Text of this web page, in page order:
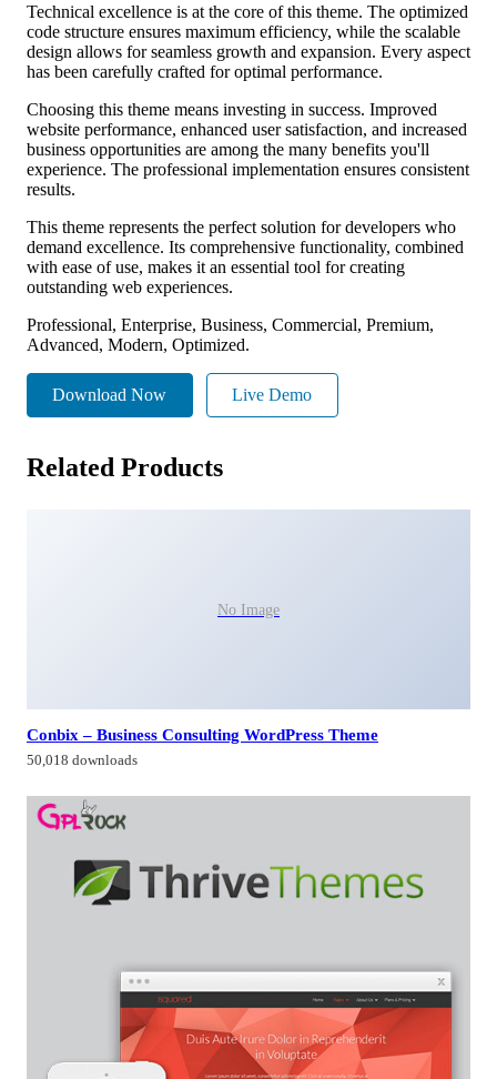
Technical excellence is at the core of this theme. The optimized
code structure ensures maximum efficiency, while the scalable
design allows for seamless growth and expansion. Every aspect
has been carefully crafted for optimal performance.
Choosing this theme means investing in success. Improved
website performance, enhanced user satisfaction, and increased
business opportunities are among the many benefits you'll
experience. The professional implementation ensures consistent
results.
This theme represents the perfect solution for developers who
demand excellence. Its comprehensive functionality, combined
with ease of use, makes it an essential tool for creating
outstanding web experiences.
Professional, Enterprise, Business, Commercial, Premium,
Advanced, Modern, Optimized.
Download Now Live Demo
Related Products
No Image
Conbix – Business Consulting WordPress Theme
50,018 downloads